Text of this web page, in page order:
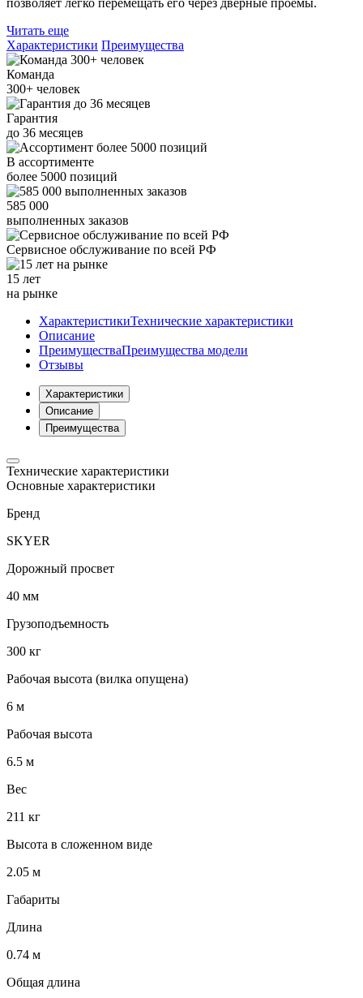
позволяет легко перемещать его через дверные проемы.
Читать еще
Характеристики Преимущества
Команда
300+ человек
Гарантия
до 36 месяцев
В ассортименте
более 5000 позиций
585 000
выполненных заказов
Сервисное обслуживание по всей РФ
15 лет
на рынке
ХарактеристикиТехнические характеристики
Описание
ПреимуществаПреимущества модели
Отзывы
Характеристики
Описание
Преимущества
Технические характеристики
Основные характеристики
Бренд
SKYER
Дорожный просвет
40 мм
Грузоподъемность
300 кг
Рабочая высота (вилка опущена)
6 м
Рабочая высота
6.5 м
Вес
211 кг
Высота в сложенном виде
2.05 м
Габариты
Длина
0.74 м
Общая длина